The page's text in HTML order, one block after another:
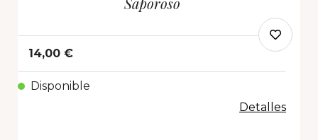
14,00 €
Disponible
Detalles